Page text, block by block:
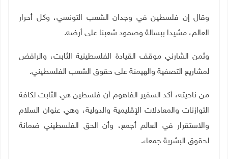
وقال إن فلسطين في وجدان الشعب التونسي، وكل أحرار
العالم، مشيدا ببسالة وصمود شعبنا على أرضه.
وثمن الشارني موقف القيادة الفلسطينية الثابت، والرافض
لمشاريع التصفية والهيمنة على حقوق الشعب الفلسطيني.
من ناحيته، أكد السفير الفاهوم أن فلسطين هي الثابت لكافة
التوازنات والمعادلات الإقليمية والدولية، وهي عنوان السلام
والاستقرار في العالم أجمع، وأن الحق الفلسطيني ضمانة
لحقوق البشرية جمعاء.